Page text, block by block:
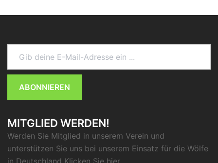
Gib deine E-Mail-Adresse ein ...
ABONNIEREN
MITGLIED WERDEN!
Werden Sie Mitglied in unserem Verein und
unterstützen Sie uns bei unserem Einsatz für die Wölfe